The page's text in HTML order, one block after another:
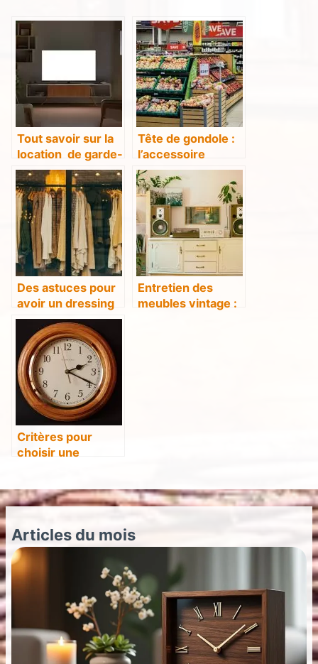
Tout savoir sur la
location de garde-
meuble
Tête de gondole :
l’accessoire
indispensable au
rayonnage de
magasin
Des astuces pour
avoir un dressing
bien ranger
Entretien des
meubles vintage :
Critères pour
choisir une
Articles du mois